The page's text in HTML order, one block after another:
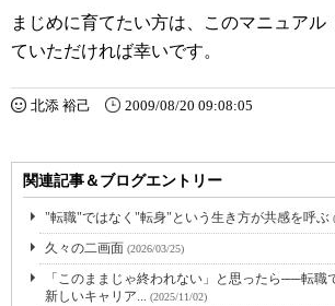
まじめに育てたい方は、このマニュアル
ていただければ幸いです。
北添 裕己 2009/08/20 09:08:05
関連記事＆ブログエントリー
"転職"ではなく"転身"という生き方が共感を呼ぶ
久々の二画面 (2026/03/25)
「このままじゃ終われない」と思ったら──転職
新しいキャリア... (2025/11/02)